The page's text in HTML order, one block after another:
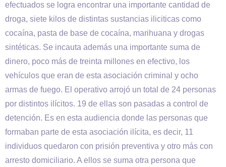
efectuados se logra encontrar una importante cantidad de
droga, siete kilos de distintas sustancias iliciticas como
cocaína, pasta de base de cocaína, marihuana y drogas
sintéticas. Se incauta además una importante suma de
dinero, poco más de treinta millones en efectivo, los
vehículos que eran de esta asociación criminal y ocho
armas de fuego. El operativo arrojó un total de 24 personas
por distintos ilícitos. 19 de ellas son pasadas a control de
detención. Es en esta audiencia donde las personas que
formaban parte de esta asociación ilícita, es decir, 11
individuos quedaron con prisión preventiva y otro más con
arresto domiciliario. A ellos se suma otra persona que